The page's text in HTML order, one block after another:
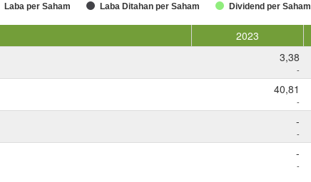
Laba per Saham Laba Ditahan per Saham Dividend per Saham
2023
3,38
-
40,81
-
-
-
-
-